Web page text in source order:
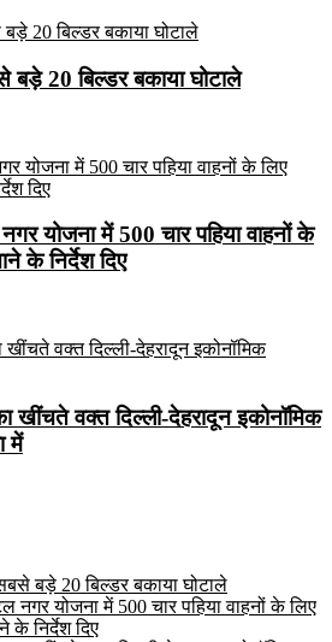
बड़े 20 बिल्डर बकाया घोटाले
योजना में 500 चार पहिया वाहनों के
के निर्देश दिए
खींचते वक्त दिल्ली-देहरादून इकोनॉमिक
में
बड़े 20 बिल्डर बकाया घोटाले
नगर योजना में 500 चार पहिया वाहनों के लिए
के निर्देश दिए